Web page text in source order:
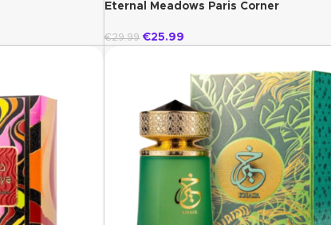
Eternal Meadows Paris Corner
€29.99 €25.99